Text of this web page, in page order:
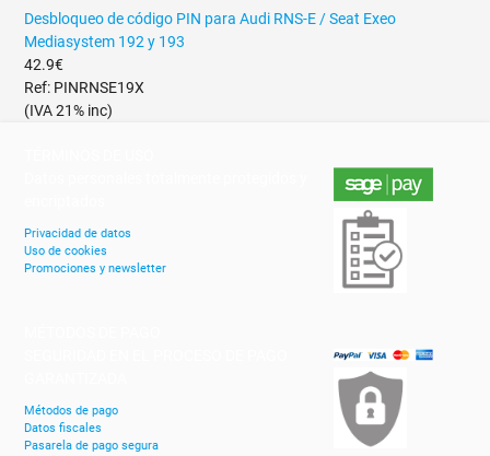
Desbloqueo de código PIN para Audi RNS-E / Seat Exeo
Mediasystem 192 y 193
42.9€
Ref: PINRNSE19X
(IVA 21% inc)
Privacidad de datos
Uso de cookies
Promociones y newsletter
Métodos de pago
Datos fiscales
Pasarela de pago segura